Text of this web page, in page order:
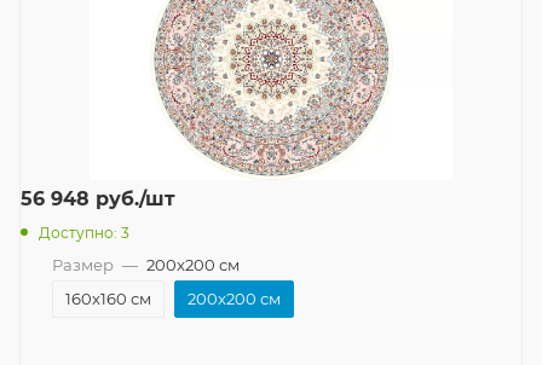
56 948 руб./шт
Доступно: 3
Размер — 200x200 см
160x160 см
200x200 см